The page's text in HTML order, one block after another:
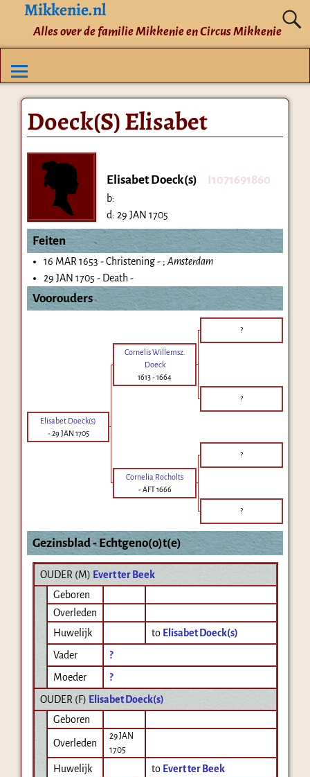
Mikkenie.nl
Alles over de familie Mikkenie en Circus Mikkenie
Doeck(S) Elisabet
Elisabet Doeck(s) I1071691860
b:
d: 29 JAN 1705
Feiten
16 MAR 1653 - Christening - ; Amsterdam
29 JAN 1705 - Death -
Voorouders
?
Cornelis Willemsz.
Doeck
1613-1664
?
Elisabet Doeck(s)
-29 JAN 1705
?
Cornelia Rocholts
-AFT 1666
?
Gezinsblad - Echtgeno(o)t(e)
OUDER (M) Evert ter Beek
Geboren
Overleden
Huwelijk
to Elisabet Doeck(s)
Vader
?
Moeder
?
OUDER (F) Elisabet Doeck(s)
Geboren
Overleden
29 JAN
1705
Huwelijk to Evert ter Beek